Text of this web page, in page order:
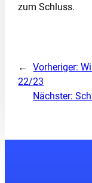
zum Schluss.
← Vorheriger:
22/23
Nächster: